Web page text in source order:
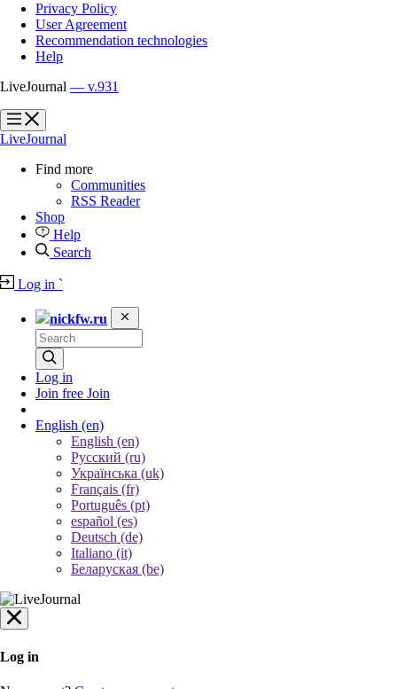
Privacy Policy
User Agreement
Recommendation technologies
Help
LiveJournal — v.931
?
?
LiveJournal
Find more
Communities
RSS Reader
Shop
Help
Search
Log in `
nickfw.ru
Log in
Join free Join
English (en)
English (en)
Русский (ru)
Українська (uk)
Français (fr)
Português (pt)
español (es)
Deutsch (de)
Italiano (it)
Беларуская (be)
Log in